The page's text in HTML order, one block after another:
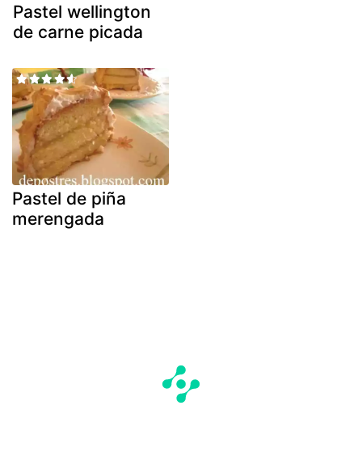
Pastel wellington
de carne picada
Pastel de piña
merengada